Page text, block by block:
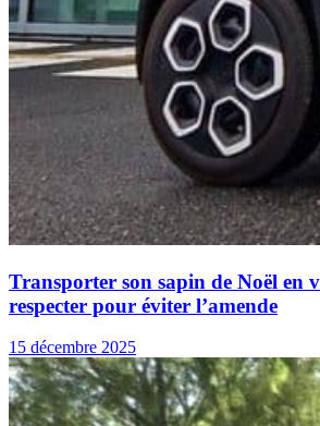
Transporter son sapin de Noël en
respecter pour éviter l’amende
15 décembre 2025